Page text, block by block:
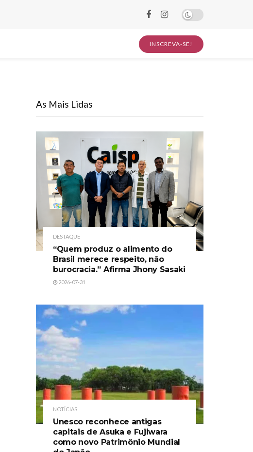
INSCREVA-SE!
As Mais Lidas
DESTAQUE
“Quem produz o alimento do
Brasil merece respeito, não
burocracia.” Afirma Jhony Sasaki
2026-07-31
NOTÍCIAS
Unesco reconhece antigas
capitais de Asuka e Fujiwara
como novo Patrimônio Mundial